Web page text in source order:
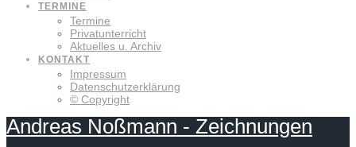
TERMINE
Termine
Privatunterricht
Aktuelles u. Archiv
KONTAKT
Impressum
Datenschutzerklärung
© Copyright
Andreas Noßmann - Zeichnungen